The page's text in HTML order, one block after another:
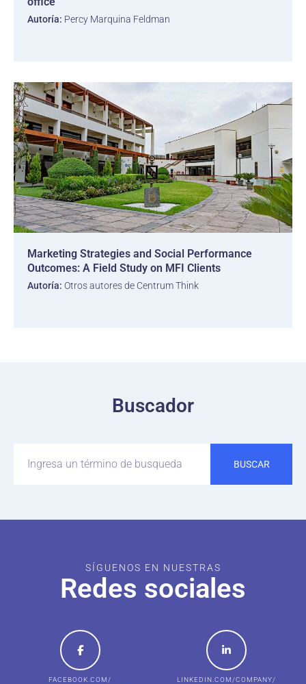
Autoría: Percy Marquina Feldman
Marketing Strategies and Social Performance
Outcomes: A Field Study on MFI Clients
Autoría: Otros autores de Centrum Think
Buscador
BUSCAR
SÍGUENOS EN NUESTRAS
Redes sociales
FACEBOOK.COM/ LINKEDIN.COM/COMPANY/